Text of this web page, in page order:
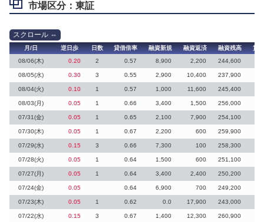
市場区分：東証
月/日 逆日歩 日数 貸借倍率 融資新規 融資返済 融資残高
貸
08/06(木)
0.20 2 0.57 8,900 2,200 244,600
08/05(水) 0.30 3 0.55 2,900 10,400 237,900
08/04(火) 0.10 1 0.57 1,000 11,600 245,400
08/03(月) 0.05 1 0.66 3,400 1,500 256,000
07/31(金) 0.05 1 0.65 2,100 7,900 254,100
07/30(木) 0.05 1 0.67 2,200 600 259,900
07/29(水) 0.15 3 0.66 7,300 100 258,300
07/28(火) 0.05 1 0.64 1,500 600 251,100
07/27(月) 0.05 1 0.64 3,400 2,400 250,200
07/24(金) 0.05 0.64 6,900 700 249,200
07/23(木) 0.05 1 0.62 0.0 17,900 243,000
07/22(水) 0.15 3 0.67 1,400 12,300 260,900